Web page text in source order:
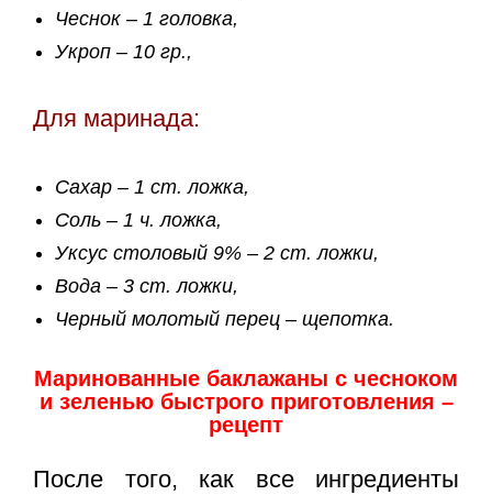
Чеснок – 1 головка,
Укроп – 10 гр.,
Для маринада:
Сахар – 1 ст. ложка,
Соль – 1 ч. ложка,
Уксус столовый 9% – 2 ст. ложки,
Вода – 3 ст. ложки,
Черный молотый перец – щепотка.
Маринованные баклажаны с чесноком
и зеленью быстрого приготовления –
рецепт
После того, как все ингредиенты